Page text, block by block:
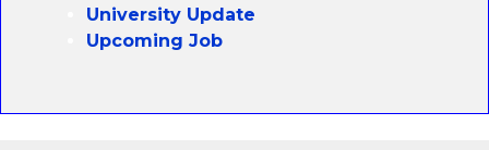
University Update
Upcoming Job